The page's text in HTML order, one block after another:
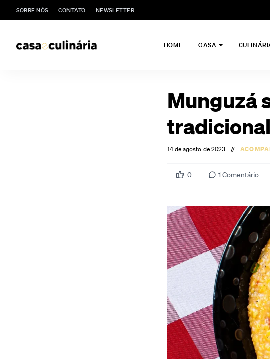
SOBRE NÓS CONTATO NEWSLETTER
HOME CASA
Munguzá
14 de agosto de 2023 //
0 1 Comentário